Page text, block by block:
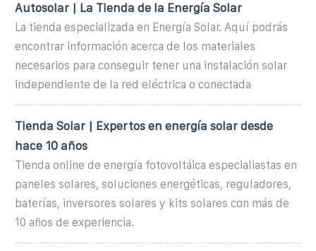
Autosolar | La Tienda de la Energía Solar
La tienda especializada en Energía Solar. Aquí podrás
encontrar información acerca de los materiales
necesarios para conseguir tener una instalación solar
independiente de la red eléctrica o conectada
Tienda Solar | Expertos en energía solar desde
hace 10 años
Tienda online de energía fotovoltáica especialiastas en
paneles solares, soluciones energéticas, reguladores,
baterías, inversores solares y kits solares con más de
10 años de experiencia.